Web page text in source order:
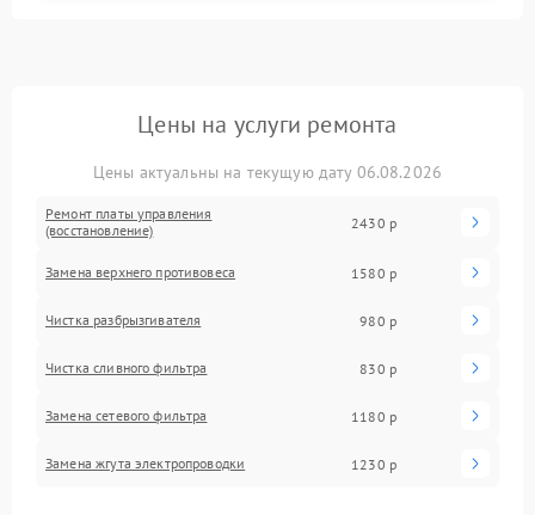
Цены на услуги ремонта
Цены актуальны на текущую дату 06.08.2026
Ремонт платы управления
(восстановление)
2430 р
Замена верхнего противовеса 1580 р
Чистка разбрызгивателя 980 р
Чистка сливного фильтра 830 р
Замена сетевого фильтра 1180 р
Замена жгута электропроводки 1230 р